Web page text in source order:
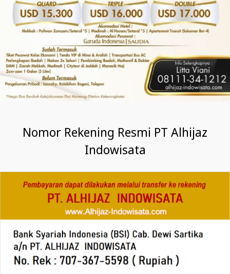
Nomor Rekening Resmi PT Alhijaz
Indowisata